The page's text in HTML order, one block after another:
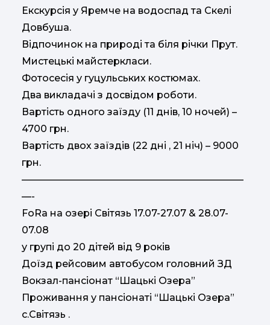
Екскурсія у Яремче на водоспад та Скелі
Довбуша.
Відпочинок на природі та біля річки Прут.
Мистецькі майстеркласи.
Фотосесія у гуцульських костюмах.
Два викладачі з досвідом роботи.
Вартість одного заїзду (11 днів, 10 ночей) –
4700 грн.
Вартість двох заїздів (22 дні , 21 ніч) – 9000
грн.
———————————————————————
—-
FoRa на озері Світязь 17.07-27.07 & 28.07-
07.08
у групі до 20 дітей від 9 років
Доїзд рейсовим автобусом головний ЗД
Вокзал-пансіонат “Шацькі Озера”
Проживання у пансіонаті “Шацькі Озера”
с.Світязь .